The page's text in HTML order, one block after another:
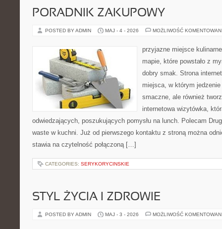
PORADNIK ZAKUPOWY
POSTED BY ADMIN MAJ - 4 - 2026 MOŻLIWOŚĆ
przyjazne miejsce
mapie, które powstało z
dobry smak. Strona
miejsca, w którym
smaczne, ale również
internetowa wizytówka,
odwiedzających, poszukujących pomysłu na lunch. Polecam
waste w kuchni. Już od pierwszego kontaktu z stroną można
stawia na czytelność połączoną […]
CATEGORIES: SERYKORYCINSKIE
STYL ŻYCIA I ZDROWIE
POSTED BY ADMIN MAJ - 3 - 2026 MOŻLIWOŚĆ